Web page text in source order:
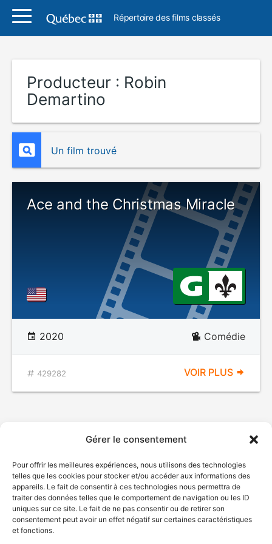
Gérer le consentement
Pour offrir les meilleures expériences, nous utilisons des technologies
telles que les cookies pour stocker et/ou accéder aux informations des
appareils. Le fait de consentir à ces technologies nous permettra de
traiter des données telles que le comportement de navigation ou les ID
uniques sur ce site. Le fait de ne pas consentir ou de retirer son
consentement peut avoir un effet négatif sur certaines caractéristiques
et fonctions.
Répertoire des films classés
Producteur : Robin
Demartino
Un film trouvé
Ace and the Christmas Miracle
2020 Comédie
429282 VOIR PLUS